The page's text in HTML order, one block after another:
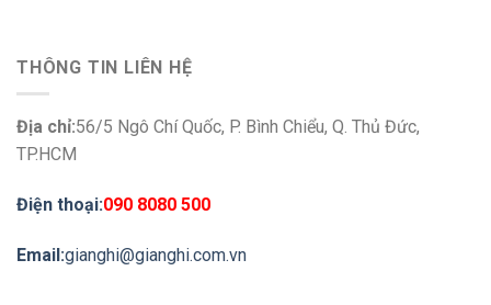
THÔNG TIN LIÊN HỆ
Địa chỉ:56/5 Ngô Chí Quốc, P. Bình Chiểu, Q. Thủ Đức,
TP.HCM
Điện thoại:090 8080 500
Email:gianghi@gianghi.com.vn